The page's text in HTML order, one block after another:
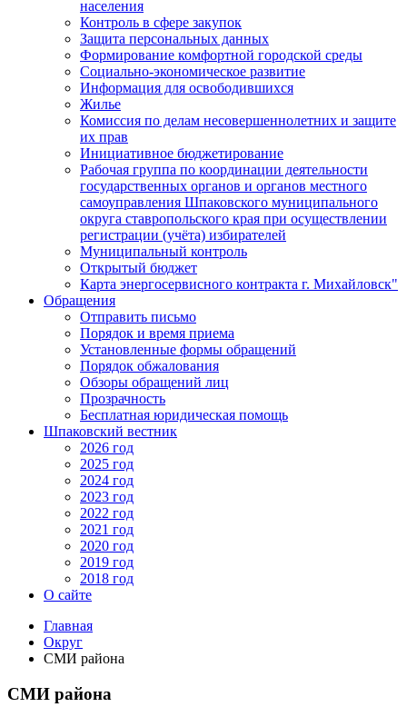
населения
Контроль в сфере закупок
Защита персональных данных
Формирование комфортной городской среды
Социально-экономическое развитие
Информация для освободившихся
Жилье
Комиссия по делам несовершеннолетних и защите
их прав
Инициативное бюджетирование
Рабочая группа по координации деятельности
государственных органов и органов местного
самоуправления Шпаковского муниципального
округа ставропольского края при осуществлении
регистрации (учёта) избирателей
Муниципальный контроль
Открытый бюджет
Карта энергосервисного контракта г. Михайловск"
Обращения
Отправить письмо
Порядок и время приема
Установленные формы обращений
Порядок обжалования
Обзоры обращений лиц
Прозрачность
Бесплатная юридическая помощь
Шпаковский вестник
2026 год
2025 год
2024 год
2023 год
2022 год
2021 год
2020 год
2019 год
2018 год
О сайте
Главная
Округ
СМИ района
СМИ района